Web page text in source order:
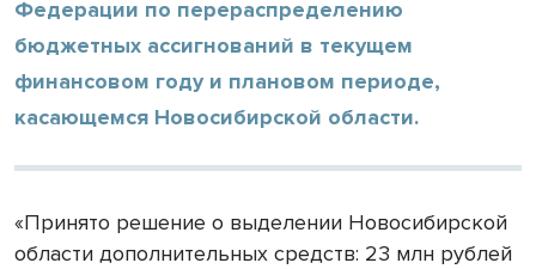
Федерации по перераспределению
бюджетных ассигнований в текущем
финансовом году и плановом периоде,
касающемся Новосибирской области.
«Принято решение о выделении Новосибирской
области дополнительных средств: 23 млн рублей